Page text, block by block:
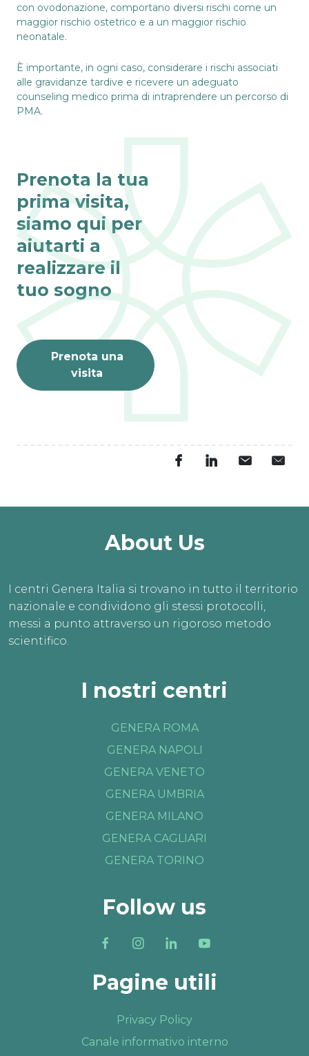
con ovodonazione, comportano diversi rischi come un
maggior rischio ostetrico e a un maggior rischio
neonatale.
È importante, in ogni caso, considerare i rischi associati
alle gravidanze tardive e ricevere un adeguato
counseling medico prima di intraprendere un percorso di
PMA.
Prenota la tua
prima visita,
siamo qui per
aiutarti a
realizzare il
tuo sogno
Prenota una
visita
About Us
I centri Genera Italia si trovano in tutto il territorio
nazionale e condividono gli stessi protocolli,
messi a punto attraverso un rigoroso metodo
scientifico.
I nostri centri
GENERA ROMA
GENERA NAPOLI
GENERA VENETO
GENERA UMBRIA
GENERA MILANO
GENERA CAGLIARI
GENERA TORINO
Follow us
Pagine utili
Privacy Policy
Canale informativo interno